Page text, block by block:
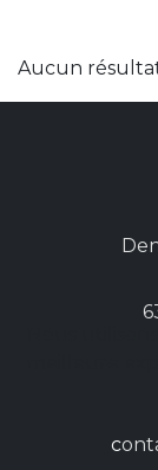
Aucun
c
Nous
meilleure